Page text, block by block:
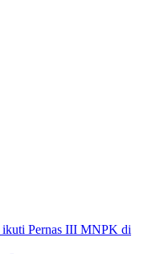
ikuti Pernas III MNPK di